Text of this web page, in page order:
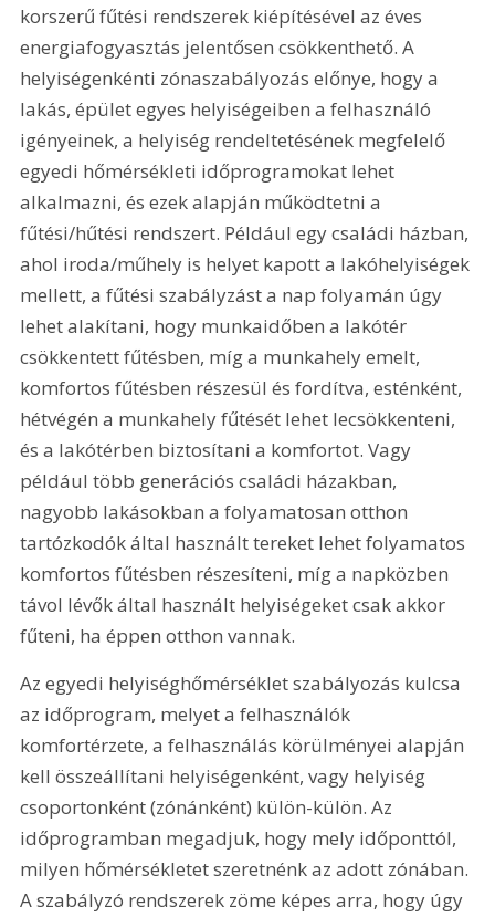
korszerű fűtési rendszerek kiépítésével az éves
energiafogyasztás jelentősen csökkenthető. A
helyiségenkénti zónaszabályozás előnye, hogy a
lakás, épület egyes helyiségeiben a felhasználó
igényeinek, a helyiség rendeltetésének megfelelő
egyedi hőmérsékleti időprogramokat lehet
alkalmazni, és ezek alapján működtetni a
fűtési/hűtési rendszert. Például egy családi házban,
ahol iroda/műhely is helyet kapott a lakóhelyiségek
mellett, a fűtési szabályzást a nap folyamán úgy
lehet alakítani, hogy munkaidőben a lakótér
csökkentett fűtésben, míg a munkahely emelt,
komfortos fűtésben részesül és fordítva, esténként,
hétvégén a munkahely fűtését lehet lecsökkenteni,
és a lakótérben biztosítani a komfortot. Vagy
például több generációs családi házakban,
nagyobb lakásokban a folyamatosan otthon
tartózkodók által használt tereket lehet folyamatos
komfortos fűtésben részesíteni, míg a napközben
távol lévők által használt helyiségeket csak akkor
fűteni, ha éppen otthon vannak.
Az egyedi helyiséghőmérséklet szabályozás kulcsa
az időprogram, melyet a felhasználók
komfortérzete, a felhasználás körülményei alapján
kell összeállítani helyiségenként, vagy helyiség
csoportonként (zónánként) külön-külön. Az
időprogramban megadjuk, hogy mely időponttól,
milyen hőmérsékletet szeretnénk az adott zónában.
A szabályzó rendszerek zöme képes arra, hogy úgy